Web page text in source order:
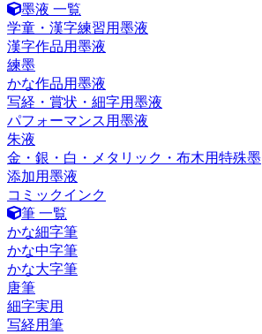
墨液 一覧
学童・漢字練習用墨液
漢字作品用墨液
練墨
かな作品用墨液
写経・賞状・細字用墨液
パフォーマンス用墨液
朱液
金・銀・白・メタリック・布木用特殊墨
添加用墨液
コミックインク
筆 一覧
かな細字筆
かな中字筆
かな大字筆
唐筆
細字実用
写経用筆